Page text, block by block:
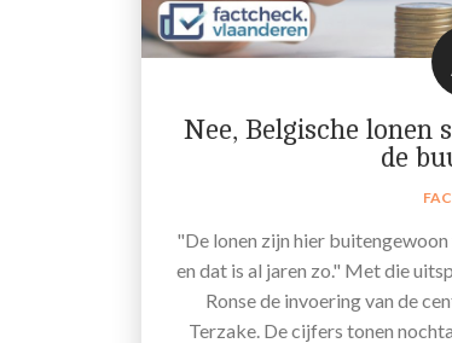
Nee, Belgische lonen
de
"De lonen zijn hier
en dat is al jaren zo." Met die
Ronse de invoering van de
Terzake. De cijfers tonen